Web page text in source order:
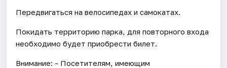
Передвигаться на велосипедах и самокатах.
Покидать территорию парка, для повторного входа
необходимо будет приобрести билет.
Внимание: - Посетителям, имеющим